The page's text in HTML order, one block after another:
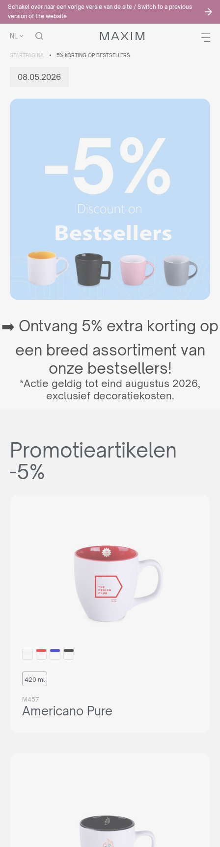
Schakel over naar een vorige versie van de site / Switch to a previous
version of the website
NL
STARTPAGINA 5% KORTING OP BESTSELLERS
08.05.2026
➡️ Ontvang 5% extra korting op
een breed assortiment van
onze bestsellers!
*Actie geldig tot eind augustus 2026,
exclusief decoratiekosten.
Promotieartikelen
-5%
420 ml
M457
Americano Pure